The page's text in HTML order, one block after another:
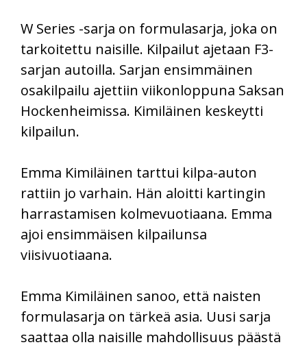
W Series -sarja on formulasarja, joka on
tarkoitettu naisille. Kilpailut ajetaan F3-
sarjan autoilla. Sarjan ensimmäinen
osakilpailu ajettiin viikonloppuna Saksan
Hockenheimissa. Kimiläinen keskeytti
kilpailun.
Emma Kimiläinen tarttui kilpa-auton
rattiin jo varhain. Hän aloitti kartingin
harrastamisen kolmevuotiaana. Emma
ajoi ensimmäisen kilpailunsa
viisivuotiaana.
Emma Kimiläinen sanoo, että naisten
formulasarja on tärkeä asia. Uusi sarja
saattaa olla naisille mahdollisuus päästä